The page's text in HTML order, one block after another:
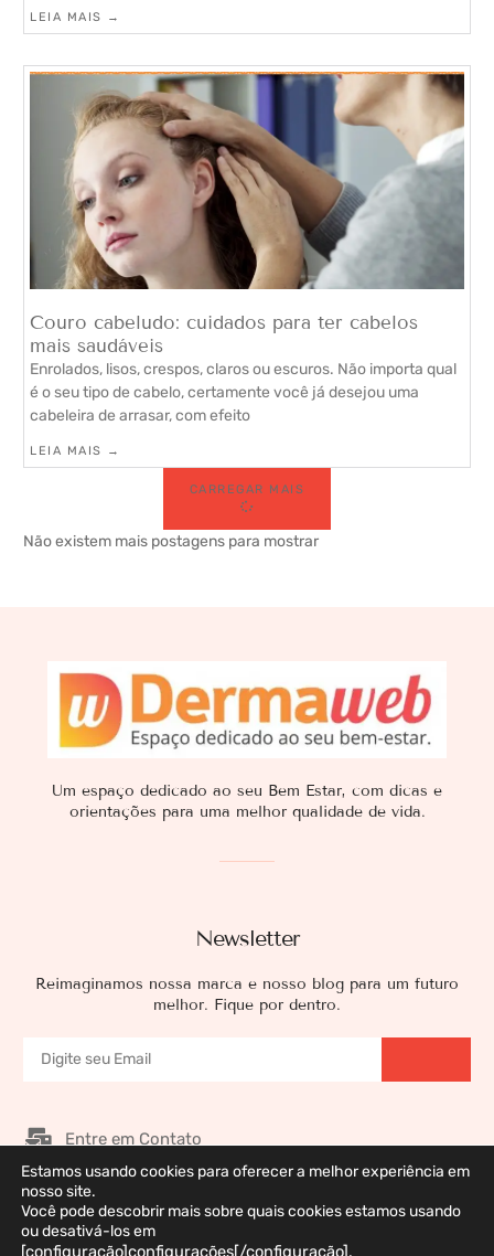
LEIA MAIS →
Couro cabeludo: cuidados para ter cabelos
mais saudáveis
Enrolados, lisos, crespos, claros ou escuros. Não importa qual
é o seu tipo de cabelo, certamente você já desejou uma
cabeleira de arrasar, com efeito
LEIA MAIS →
CARREGAR MAIS
Não existem mais postagens para mostrar
Newsletter
Reimaginamos nossa marca e nosso blog para um futuro
melhor. Fique por dentro.
Um espaço dedicado ao seu Bem Estar, com dicas e
orientações para uma melhor qualidade de vida.
Entre em Contato
Nossos Patrocinadores
Galeria de Imagens
Política de Privacidade
Estamos usando cookies para oferecer a melhor experiência em
nosso site.
Você pode descobrir mais sobre quais cookies estamos usando
ou desativá-los em
[configuração]configurações[/configuração].